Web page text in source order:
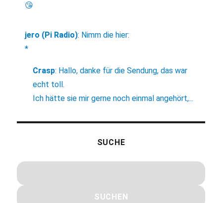
😘
jero (Pi Radio): Nimm die hier:
*
Crasp: Hallo, danke für die Sendung, das war
echt toll.
Ich hätte sie mir gerne noch einmal angehört,...
SUCHE